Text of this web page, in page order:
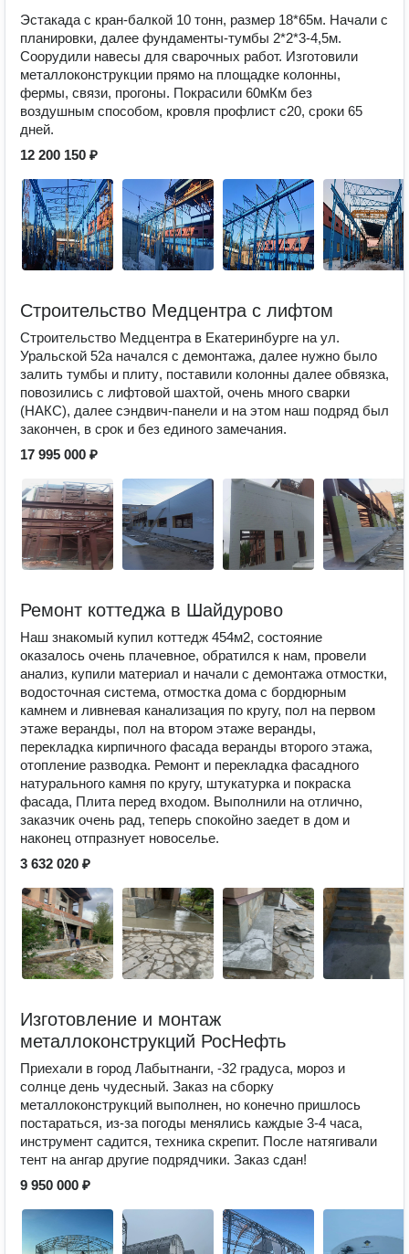
Эстакада с кран-балкой 10 тонн, размер 18*65м. Начали с
планировки, далее фундаменты-тумбы 2*2*3-4,5м.
Соорудили навесы для сварочных работ. Изготовили
металлоконструкции прямо на площадке колонны,
фермы, связи, прогоны. Покрасили 60мКм без
воздушным способом, кровля профлист с20, сроки 65
дней.
12 200 150 ₽
Строительство Медцентра с лифтом
Строительство Медцентра в Екатеринбурге на ул.
Уральской 52а начался с демонтажа, далее нужно было
залить тумбы и плиту, поставили колонны далее обвязка,
повозились с лифтовой шахтой, очень много сварки
(НАКС), далее сэндвич-панели и на этом наш подряд был
закончен, в срок и без единого замечания.
17 995 000 ₽
Ремонт коттеджа в Шайдурово
Наш знакомый купил коттедж 454м2, состояние
оказалось очень плачевное, обратился к нам, провели
анализ, купили материал и начали с демонтажа отмостки,
водосточная система, отмостка дома с бордюрным
камнем и ливневая канализация по кругу, пол на первом
этаже веранды, пол на втором этаже веранды,
перекладка кирпичного фасада веранды второго этажа,
отопление разводка. Ремонт и перекладка фасадного
натурального камня по кругу, штукатурка и покраска
фасада, Плита перед входом. Выполнили на отлично,
заказчик очень рад, теперь спокойно заедет в дом и
наконец отпразнует новоселье.
3 632 020 ₽
Изготовление и монтаж
металлоконструкций РосНефть
Приехали в город Лабытнанги, -32 градуса, мороз и
солнце день чудесный. Заказ на сборку
металлоконструкций выполнен, но конечно пришлось
постараться, из-за погоды менялись каждые 3-4 часа,
инструмент садится, техника скрепит. После натягивали
тент на ангар другие подрядчики. Заказ сдан!
9 950 000 ₽